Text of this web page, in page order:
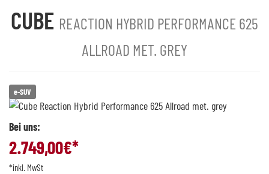
CUBE REACTION HYBRID PERFORMANCE 625
ALLROAD MET. GREY
e-SUV
Bei uns:
2.749,00€*
*inkl. MwSt